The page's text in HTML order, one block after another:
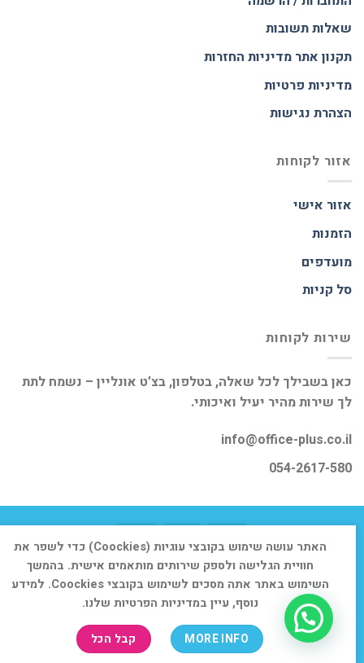
שאלות תשובות
תקנון אתרמדיניות החזרות
מדיניות פרטיות
הצהרת נגישות
אזור לקוחות
אזור אישי
הזמנות
מועדפים
סל קניות
שירות לקוחות
כאן בשבילך לכל שאלה, בטלפון, בצ’ט אונליין – נשמח לתת
לך שירות מהיר יעיל ואיכותי.
info@office-plus.co.il
054-2617-580
דף הבית אודות חנות יצירת קשר
כל הזכויות שמורות 2026 © אופיס פלוס
האתר עושה שימוש בקובצי עוגיות (Coockies) כדי לשפר את
חוויית הגלישה ולספק שירותים מותאמים אישית. בהמשך
השימוש באתר אתה מסכים לשימוש בקובצי Coockies. למידע
נוסף, עיין במדיניות הפרטיות שלנו.
MORE INFO קבל הכל